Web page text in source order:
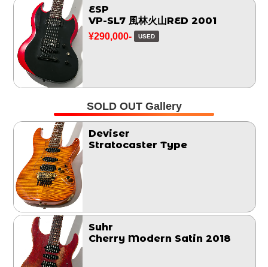
ESP
VP-SL7 風林火山RED 2001
¥290,000- USED
SOLD OUT Gallery
Deviser
Stratocaster Type
Suhr
Cherry Modern Satin 2018